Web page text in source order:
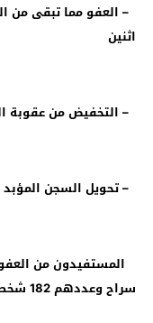
– العفو مما تبقى من
اثنين
– التخفيض من عقوبة
– تحويل السجن المؤبد
المستفيدون من
سراح وعددهم 182 شخصا موزعين كالتالي :